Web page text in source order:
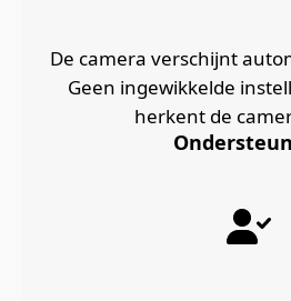
De camera verschijnt
Geen ingewikkelde
herkent de